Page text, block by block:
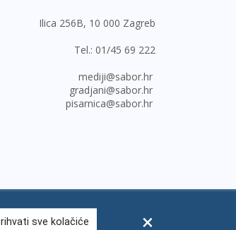
Ilica 256B, 10 000 Zagreb
Tel.: 01/45 69 222
mediji@sabor.hr
gradjani@sabor.hr
pisarnica@sabor.hr
Kontakti Mapa weba
sve kolačiće